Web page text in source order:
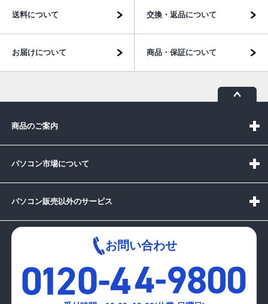
送料について 交換・返品について
お届けについて 商品・保証について
商品のご案内
パソコン市場について
パソコン販売以外のサービス
お問い合わせ